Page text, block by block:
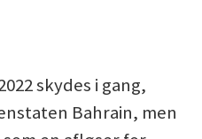
skydes i gang,
Bahrain, men